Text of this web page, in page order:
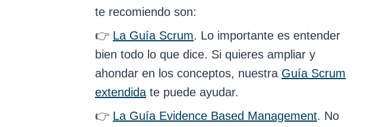
te recomiendo son:
👉 La Guía Scrum. Lo importante es entender
bien todo lo que dice. Si quieres ampliar y
ahondar en los conceptos, nuestra Guía Scrum
extendida te puede ayudar.
👉 La Guía Evidence Based Management. No